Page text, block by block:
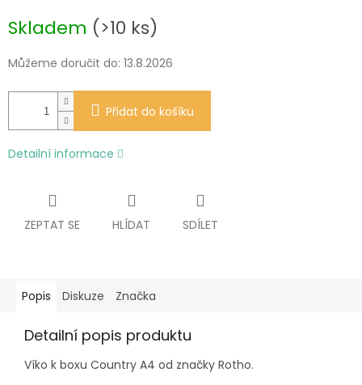
cena:
Skladem (>10 ks)
Můžeme doručit do: 13.8.2026
Přidat do košíku
Detailní informace
ZEPTAT SE HLÍDAT SDÍLET
Popis Diskuze Značka
Detailní popis produktu
Víko k boxu Country A4 od značky Rotho.